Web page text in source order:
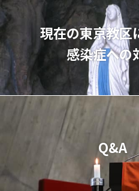
現在の東京教区
感染症への
Q&A